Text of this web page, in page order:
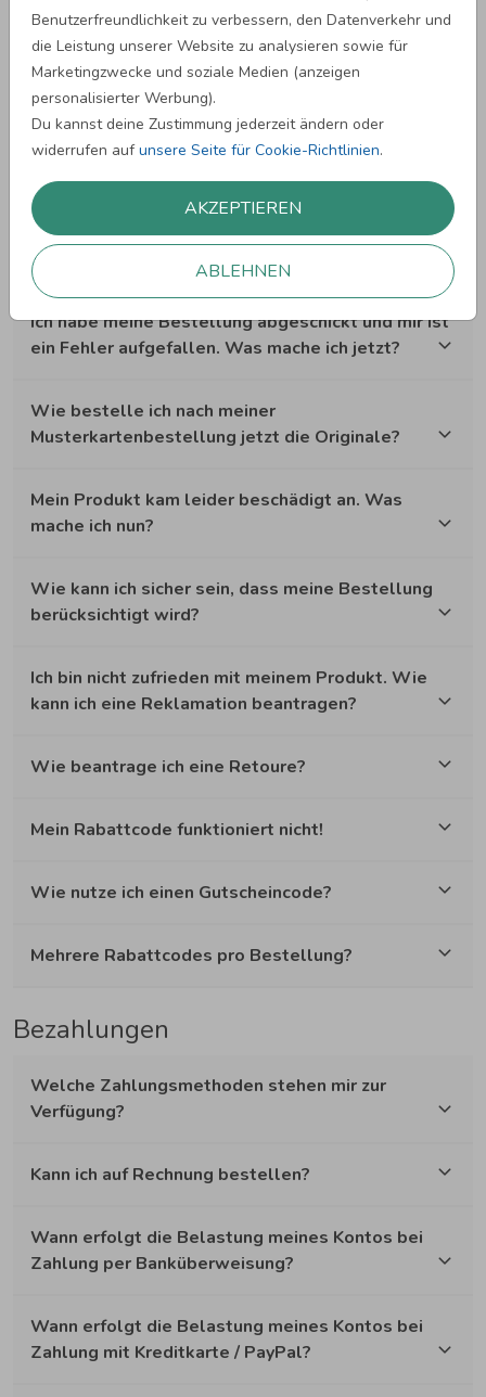
Benutzerfreundlichkeit zu verbessern, den Datenverkehr und
die Leistung unserer Website zu analysieren sowie für
Marketingzwecke und soziale Medien (anzeigen
personalisierter Werbung).
Du kannst deine Zustimmung jederzeit ändern oder
widerrufen aufunsere Seite für Cookie-Richtlinien.
AKZEPTIEREN
ABLEHNEN
Wie speichere ich meine Kreationen?
Wie läuft meine Bestellung ab?
Wie kann ich erneut bestellen?
Ich habe eine Benachrichtigung erhalten, dass sich
mein Design nicht zum Druck eignet. Was mache
ich nun?
Ich habe meine Bestellung abgeschickt und mir ist
ein Fehler aufgefallen. Was mache ich jetzt?
Wie bestelle ich nach meiner
Musterkartenbestellung jetzt die Originale?
Mein Produkt kam leider beschädigt an. Was
mache ich nun?
Wie kann ich sicher sein, dass meine Bestellung
berücksichtigt wird?
Ich bin nicht zufrieden mit meinem Produkt. Wie
kann ich eine Reklamation beantragen?
Wie beantrage ich eine Retoure?
Mein Rabattcode funktioniert nicht!
Wie nutze ich einen Gutscheincode?
Mehrere Rabattcodes pro Bestellung?
Bezahlungen
Welche Zahlungsmethoden stehen mir zur
Verfügung?
Kann ich auf Rechnung bestellen?
Wann erfolgt die Belastung meines Kontos bei
Zahlung per Banküberweisung?
Wann erfolgt die Belastung meines Kontos bei
Zahlung mit Kreditkarte / PayPal?